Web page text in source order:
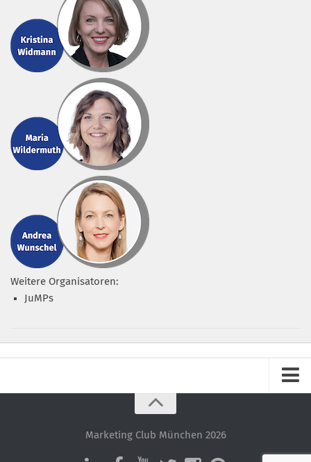
Weitere Organisatoren:
JuMPs
Datenschutz – ganz einfach!
Datenschutzerklärung
Marketing Club München 2026